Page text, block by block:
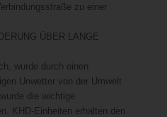
zu einer
ÜBER LANGE
wurde durch einen
Unwetter von der Umwelt
die wichtige
KHD-Einheiten erhalten den